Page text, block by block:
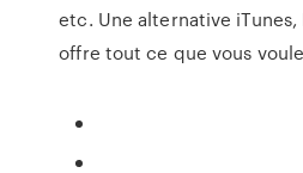
etc. Une alternative iTunes,
offre tout ce que vous